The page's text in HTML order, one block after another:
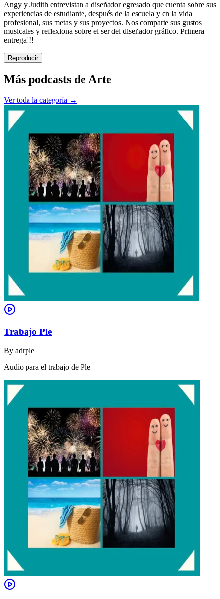
Angy y Judith entrevistan a diseñador egresado que cuenta sobre sus
experiencias de estudiante, después de la escuela y en la vida
profesional, sus metas y sus proyectos. Nos comparte sus gustos
musicales y reflexiona sobre el ser del diseñador gráfico. Primera
entrega!!!
Reproducir
Más podcasts de Arte
Ver toda la categoría →
Trabajo Ple
By adrple
Audio para el trabajo de Ple